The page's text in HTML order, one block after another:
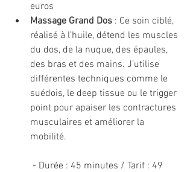
euros
Massage Grand Dos : Ce soin ciblé,
réalisé à l’huile, détend les muscles
du dos, de la nuque, des épaules,
des bras et des mains. J’utilise
différentes techniques comme le
suédois, le deep tissue ou le trigger
point pour apaiser les contractures
musculaires et améliorer la
mobilité.